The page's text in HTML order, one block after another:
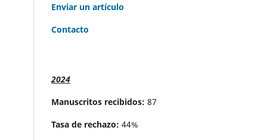
Enviar un artículo
Contacto
2024
Manuscritos recibidos: 87
Tasa de rechazo: 44%